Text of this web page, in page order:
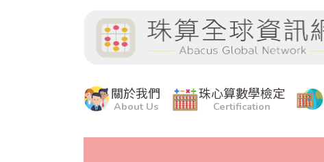
關於我們
About Us
珠心算數學檢定
Certification